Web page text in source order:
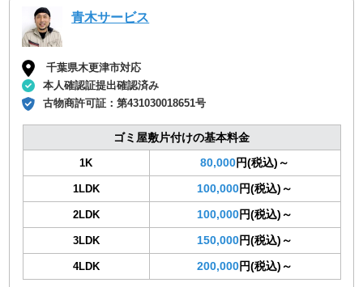
青木サービス
千葉県木更津市対応
本人確認証提出確認済み
古物商許可証：第431030018651号
ゴミ屋敷片付けの基本料金
1K 80,000円(税込)～
1LDK 100,000円(税込)～
2LDK 100,000円(税込)～
3LDK 150,000円(税込)～
4LDK 200,000円(税込)～